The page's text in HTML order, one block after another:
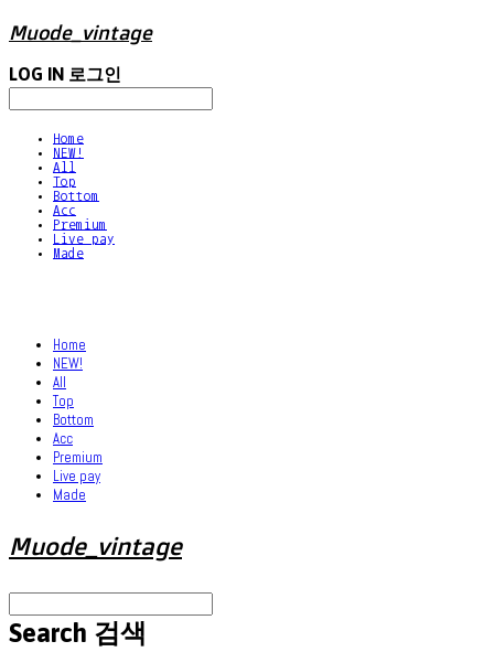
Muode_vintage
LOG IN 로그인
Home
NEW!
All
Top
Bottom
Acc
Premium
Live pay
Made
Home
NEW!
All
Top
Bottom
Acc
Premium
Live pay
Made
Muode_vintage
Search 검색